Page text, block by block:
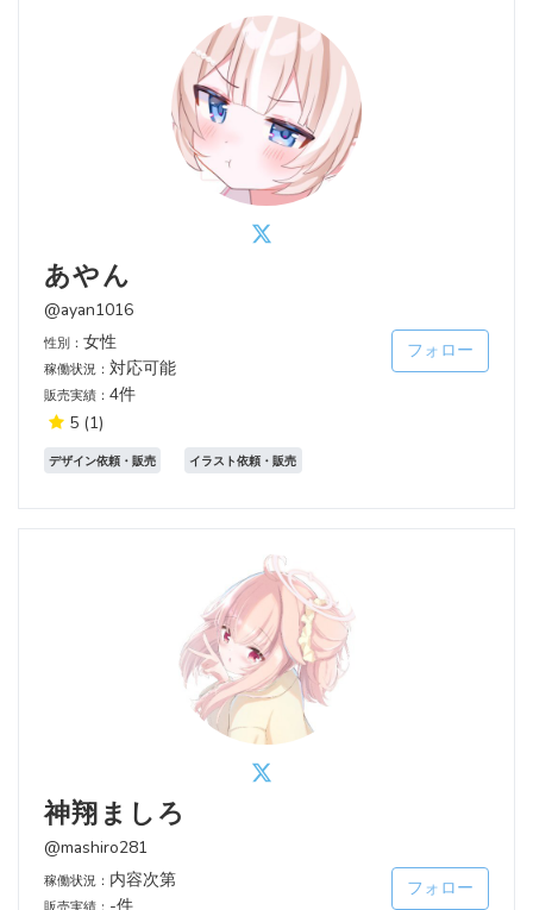
あやん
@ayan1016
性別： 女性
稼働状況： 対応可能
販売実績： 4件
5 (1)
フォロー
デザイン依頼・販売 イラスト依頼・販売
神翔ましろ
@mashiro281
稼働状況： 内容次第 フォロー